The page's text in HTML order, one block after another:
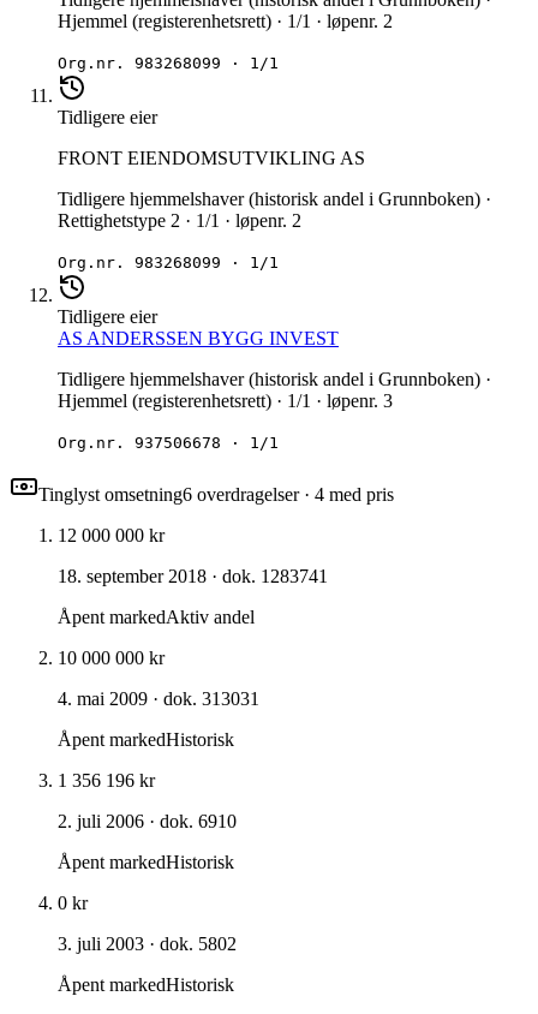
Hjemmel (registerenhetsrett) · 1/1 · løpenr. 2
Org.nr. 983268099 · 1/1
Tidligere eier
FRONT EIENDOMSUTVIKLING AS
Tidligere hjemmelshaver (historisk andel i Grunnboken) ·
Rettighetstype 2 · 1/1 · løpenr. 2
Org.nr. 983268099 · 1/1
Tidligere eier
AS ANDERSSEN BYGG INVEST
Tidligere hjemmelshaver (historisk andel i Grunnboken) ·
Hjemmel (registerenhetsrett) · 1/1 · løpenr. 3
Org.nr. 937506678 · 1/1
Tinglyst omsetning6 overdragelser· 4 med pris
12 000 000 kr
18. september 2018 · dok. 1283741
Åpent markedAktiv andel
10 000 000 kr
4. mai 2009 · dok. 313031
Åpent markedHistorisk
1 356 196 kr
2. juli 2006 · dok. 6910
Åpent markedHistorisk
0 kr
3. juli 2003 · dok. 5802
Åpent markedHistorisk